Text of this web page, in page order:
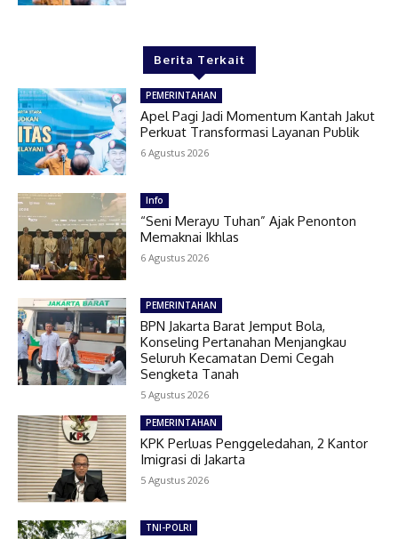
Berita Terkait
PEMERINTAHAN
Apel Pagi Jadi Momentum Kantah Jakut
Perkuat Transformasi Layanan Publik
6 Agustus 2026
Info
“Seni Merayu Tuhan” Ajak Penonton
Memaknai Ikhlas
6 Agustus 2026
PEMERINTAHAN
BPN Jakarta Barat Jemput Bola,
Konseling Pertanahan Menjangkau
Seluruh Kecamatan Demi Cegah
Sengketa Tanah
5 Agustus 2026
PEMERINTAHAN
KPK Perluas Penggeledahan, 2 Kantor
Imigrasi di Jakarta
5 Agustus 2026
TNI-POLRI